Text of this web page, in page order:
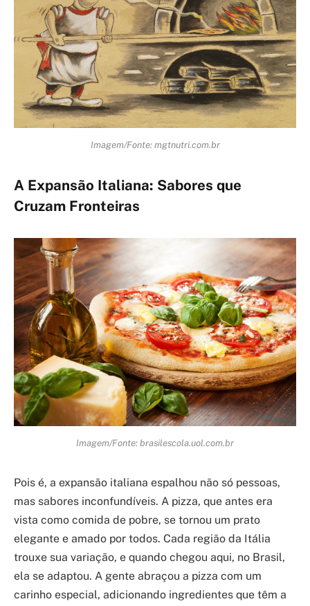
Imagem/Fonte: mgtnutri.com.br
A Expansão Italiana: Sabores que
Cruzam Fronteiras
Imagem/Fonte: brasilescola.uol.com.br
Pois é, a expansão italiana espalhou não só pessoas,
mas sabores inconfundíveis. A pizza, que antes era
vista como comida de pobre, se tornou um prato
elegante e amado por todos. Cada região da Itália
trouxe sua variação, e quando chegou aqui, no Brasil,
ela se adaptou. A gente abraçou a pizza com um
carinho especial, adicionando ingredientes que têm a